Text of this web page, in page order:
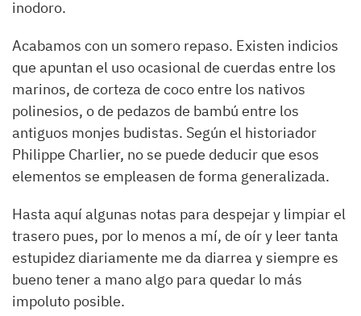
inodoro.
Acabamos con un somero repaso. Existen indicios
que apuntan el uso ocasional de cuerdas entre los
marinos, de corteza de coco entre los nativos
polinesios, o de pedazos de bambú entre los
antiguos monjes budistas. Según el historiador
Philippe Charlier, no se puede deducir que esos
elementos se empleasen de forma generalizada.
Hasta aquí algunas notas para despejar y limpiar el
trasero pues, por lo menos a mí, de oír y leer tanta
estupidez diariamente me da diarrea y siempre es
bueno tener a mano algo para quedar lo más
impoluto posible.